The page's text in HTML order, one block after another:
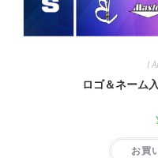
I
ロゴ＆ネーム
お買